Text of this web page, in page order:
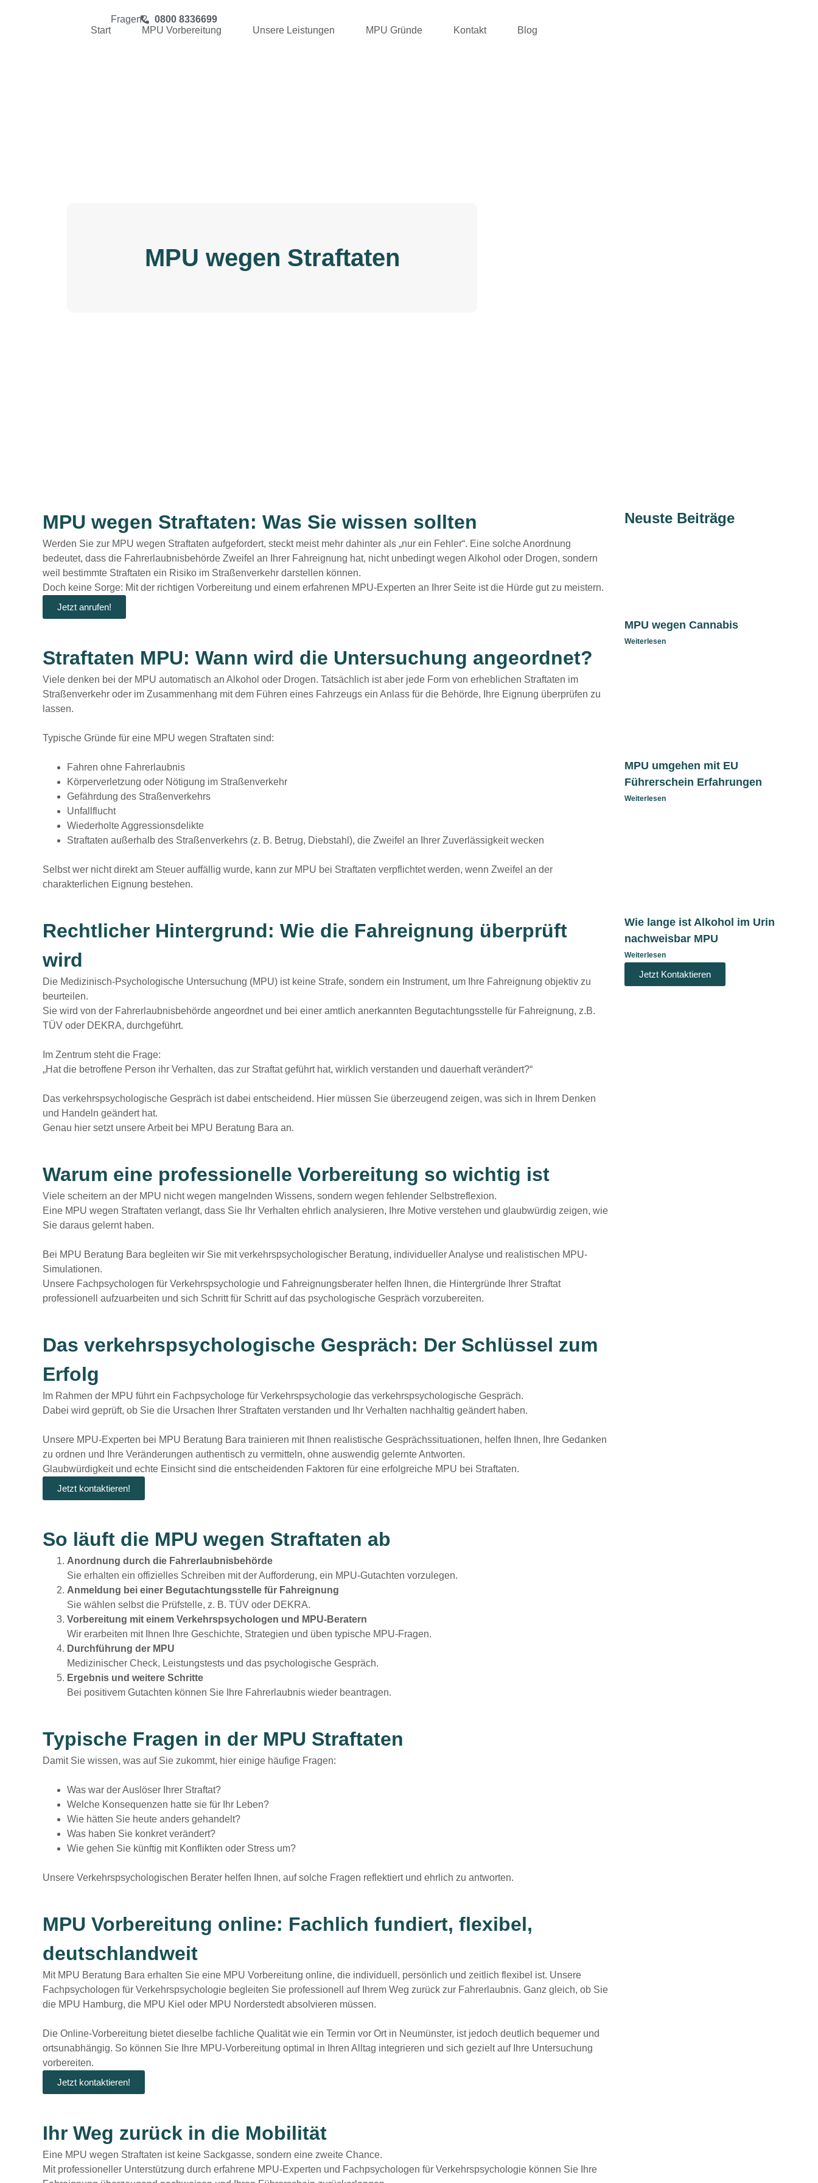
Fragen?
0800 8336699
Start
MPU Vorbereitung Unsere Leistungen MPU Gründe Kontakt Blog
MPU wegen Straftaten
MPU wegen Straftaten: Was Sie wissen sollten
Werden Sie zur MPU wegen Straftaten aufgefordert, steckt meist mehr dahinter als „nur ein Fehler“. Eine solche Anordnung
bedeutet, dass die Fahrerlaubnisbehörde Zweifel an Ihrer Fahreignung hat, nicht unbedingt wegen Alkohol oder Drogen, sondern
weil bestimmte Straftaten ein Risiko im Straßenverkehr darstellen können.
Doch keine Sorge: Mit der richtigen Vorbereitung und einem erfahrenen MPU-Experten an Ihrer Seite ist die Hürde gut zu meistern.
Jetzt anrufen!
Straftaten MPU: Wann wird die Untersuchung angeordnet?
Viele denken bei der MPU automatisch an Alkohol oder Drogen. Tatsächlich ist aber jede Form von erheblichen Straftaten im
Straßenverkehr oder im Zusammenhang mit dem Führen eines Fahrzeugs ein Anlass für die Behörde, Ihre Eignung überprüfen zu
lassen.
Typische Gründe für eine MPU wegen Straftaten sind:
Fahren ohne Fahrerlaubnis
Körperverletzung oder Nötigung im Straßenverkehr
Gefährdung des Straßenverkehrs
Unfallflucht
Wiederholte Aggressionsdelikte
Straftaten außerhalb des Straßenverkehrs (z. B. Betrug, Diebstahl), die Zweifel an Ihrer Zuverlässigkeit wecken
Selbst wer nicht direkt am Steuer auffällig wurde, kann zur MPU bei Straftaten verpflichtet werden, wenn Zweifel an der
charakterlichen Eignung bestehen.
Rechtlicher Hintergrund: Wie die Fahreignung überprüft
wird
Die Medizinisch-Psychologische Untersuchung (MPU) ist keine Strafe, sondern ein Instrument, um Ihre Fahreignung objektiv zu
beurteilen.
Sie wird von der Fahrerlaubnisbehörde angeordnet und bei einer amtlich anerkannten Begutachtungsstelle für Fahreignung, z.B.
TÜV oder DEKRA, durchgeführt.
Im Zentrum steht die Frage:
„Hat die betroffene Person ihr Verhalten, das zur Straftat geführt hat, wirklich verstanden und dauerhaft verändert?“
Das verkehrspsychologische Gespräch ist dabei entscheidend. Hier müssen Sie überzeugend zeigen, was sich in Ihrem Denken
und Handeln geänderthat.
Genau hier setzt unsere Arbeit bei MPU Beratung Bara an.
Warum eine professionelle Vorbereitung so wichtig ist
Viele scheitern an der MPU nicht wegen mangelnden Wissens, sondern wegen fehlender Selbstreflexion.
Eine MPU wegen Straftaten verlangt, dass Sie Ihr Verhalten ehrlich analysieren, Ihre Motive verstehen und glaubwürdig zeigen, wie
Sie daraus gelernt haben.
Bei MPU Beratung Bara begleiten wir Sie mitverkehrspsychologischer Beratung, individueller Analyse und realistischen MPU-
Simulationen.
Unsere Fachpsychologen für Verkehrspsychologie und Fahreignungsberater helfen Ihnen, die Hintergründe Ihrer Straftat
professionell aufzuarbeiten und sich Schritt für Schritt auf das psychologische Gespräch vorzubereiten.
Das verkehrspsychologische Gespräch: Der Schlüssel zum
Erfolg
Im Rahmen der MPU führt ein Fachpsychologe für Verkehrspsychologie das verkehrspsychologische Gespräch.
Dabei wird geprüft, ob Sie die Ursachen Ihrer Straftaten verstanden und Ihr Verhalten nachhaltig geänderthaben.
Unsere MPU-Experten bei MPU Beratung Bara trainieren mit Ihnen realistische Gesprächssituationen, helfen Ihnen, Ihre Gedanken
zu ordnen und Ihre Veränderungen authentisch zu vermitteln, ohne auswendig gelernte Antworten.
Glaubwürdigkeit und echte Einsicht sind die entscheidenden Faktoren für eine erfolgreiche MPU bei Straftaten.
Jetzt kontaktieren!
So läuft die MPU wegen Straftaten ab
Anordnung durch die Fahrerlaubnisbehörde
Sie erhalten ein offizielles Schreiben mit der Aufforderung, ein MPU-Gutachten vorzulegen.
Anmeldung bei einer Begutachtungsstelle für Fahreignung
Sie wählen selbst die Prüfstelle, z. B. TÜV oder DEKRA.
Vorbereitung mit einem Verkehrspsychologen und MPU-Beratern
Wir erarbeiten mit Ihnen Ihre Geschichte, Strategien und üben typische MPU-Fragen.
Durchführung der MPU
Medizinischer Check, Leistungstests und das psychologische Gespräch.
Ergebnis und weitere Schritte
Bei positivem Gutachten können Sie Ihre Fahrerlaubnis wieder beantragen.
Typische Fragen in der MPU Straftaten
Damit Sie wissen, was auf Sie zukommt, hier einige häufige Fragen:
Was war der Auslöser Ihrer Straftat?
Welche Konsequenzen hatte sie für Ihr Leben?
Wie hätten Sie heute anders gehandelt?
Was haben Sie konkret verändert?
Wie gehen Sie künftig mit Konflikten oder Stress um?
Unsere Verkehrspsychologischen Berater helfen Ihnen, auf solche Fragen reflektiert und ehrlich zu antworten.
MPU Vorbereitung online: Fachlich fundiert, flexibel,
deutschlandweit
Mit MPU Beratung Bara erhalten Sie eine MPU Vorbereitung online, die individuell, persönlich und zeitlich flexibel ist. Unsere
Fachpsychologen für Verkehrspsychologie begleiten Sie professionell auf Ihrem Weg zurück zur Fahrerlaubnis. Ganz gleich, ob Sie
die MPU Hamburg, die MPU Kiel oder MPU Norderstedtabsolvieren müssen.
Die Online-Vorbereitung bietet dieselbe fachliche Qualitätwie ein Termin vor Ort in Neumünster, ist jedoch deutlich bequemer und
ortsunabhängig. So können Sie Ihre MPU-Vorbereitung optimal in Ihren Alltag integrieren und sich gezielt auf Ihre Untersuchung
vorbereiten.
Jetzt kontaktieren!
Ihr Weg zurück in die Mobilität
Eine MPU wegen Straftaten ist keine Sackgasse, sondern eine zweite Chance.
Mit professioneller Unterstützung durch erfahrene MPU-Experten und Fachpsychologen für Verkehrspsychologie können Sie Ihre
Neuste Beiträge
MPU wegen Cannabis
Weiterlesen
MPU umgehen mit EU
Führerschein Erfahrungen
Weiterlesen
Wie lange ist Alkohol im Urin
nachweisbar MPU
Weiterlesen
Jetzt Kontaktieren